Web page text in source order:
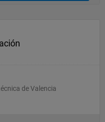
de Valencia